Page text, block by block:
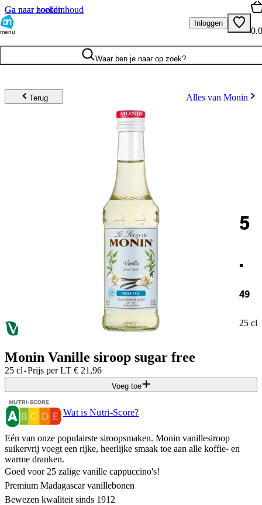
Ga naar hoofdinhoud
Ga naar zoeken
menu
Inloggen
Waar ben je naar op zoek?
Terug Alles van Monin
5
.
49
25 cl
Monin Vanille siroop sugar free
25 cl·Prijs per LT € 21,96
Voeg toe
Wat is Nutri-Score?
Eén van onze populairste siroopsmaken. Monin vanillesiroop
suikervrij voegt een rijke, heerlijke smaak toe aan alle koffie- en
warme dranken.
Goed voor 25 zalige vanille cappuccino's!
Premium Madagascar vanillebonen
Bewezen kwaliteit sinds 1912